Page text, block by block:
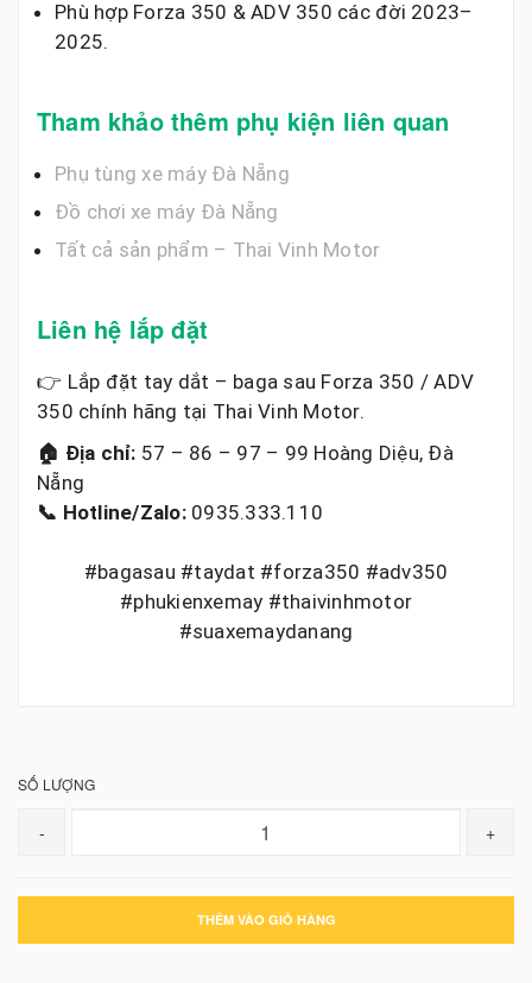
Phù hợp Forza 350 & ADV 350 các đời 2023–
2025.
Tham khảo thêm phụ kiện liên quan
Phụ tùng xe máy Đà Nẵng
Đồ chơi xe máy Đà Nẵng
Tất cả sản phẩm – Thai Vinh Motor
Liên hệ lắp đặt
👉 Lắp đặt tay dắt – baga sau Forza 350 / ADV
350 chính hãng tại Thai Vinh Motor.
🏠 Địa chỉ: 57 – 86 – 97 – 99 Hoàng Diệu, Đà
Nẵng
📞 Hotline/Zalo:0935.333.110
#bagasau #taydat #forza350 #adv350
#phukienxemay #thaivinhmotor
#suaxemaydanang
SỐ LƯỢNG
- +
THÊM VÀO GIỎ HÀNG